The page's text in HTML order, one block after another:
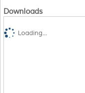
Downloads
Loading...